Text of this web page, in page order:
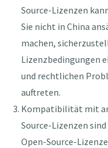
Source-Lizenzen
Sie nicht in China
machen,
Lizenzbedingungen
und rechtlichen
auftreten.
Kompatibilität mit
Source-Lizenzen
Open-Source-